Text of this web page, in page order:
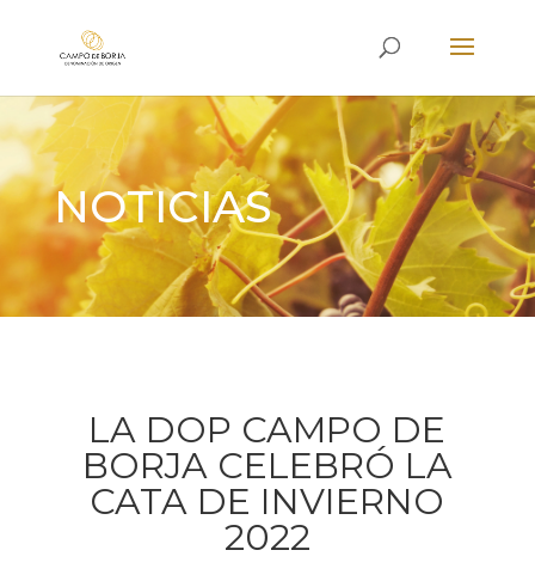
NOTICIAS
LA DOP CAMPO DE
BORJA CELEBRÓ LA
CATA DE INVIERNO
2022